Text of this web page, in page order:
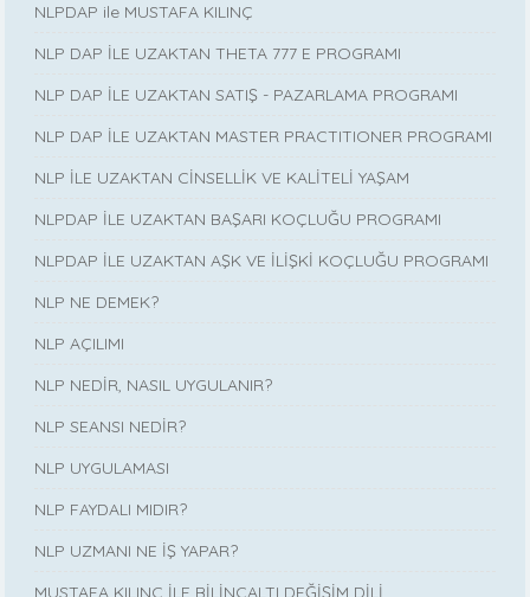
NLPDAP ile MUSTAFA KILINÇ
NLP DAP İLE UZAKTAN THETA 777 E PROGRAMI
NLP DAP İLE UZAKTAN SATIŞ - PAZARLAMA PROGRAMI
NLP DAP İLE UZAKTAN MASTER PRACTITIONER PROGRAMI
NLP İLE UZAKTAN CİNSELLİK VE KALİTELİ YAŞAM
NLPDAP İLE UZAKTAN BAŞARI KOÇLUĞU PROGRAMI
NLPDAP İLE UZAKTAN AŞK VE İLİŞKİ KOÇLUĞU PROGRAMI
NLP NE DEMEK?
NLP AÇILIMI
NLP NEDİR, NASIL UYGULANIR?
NLP SEANSI NEDİR?
NLP UYGULAMASI
NLP FAYDALI MIDIR?
NLP UZMANI NE İŞ YAPAR?
MUSTAFA KILINÇ İLE BİLİNÇALTI DEĞİŞİM DİLİ